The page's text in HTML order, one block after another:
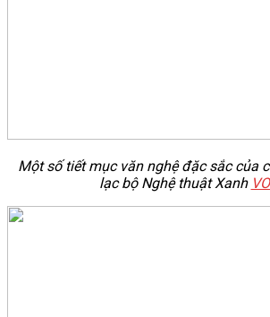
Một số tiết mục văn nghệ đặc sắc của
lạc bộ Nghệ thuật Xanh